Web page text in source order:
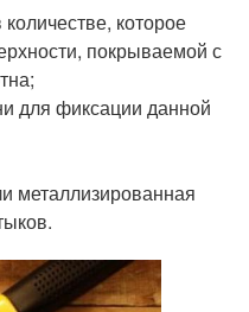
которое
покрываемой с
для фиксации данной
металлизированная